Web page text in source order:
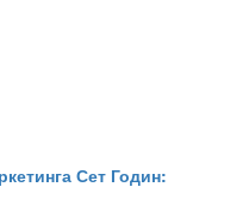
Сет Годин: